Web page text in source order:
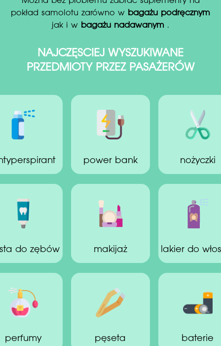
pokład samolotu zarówno w bagażu podręcznym
jak i w bagażu nadawanym .
NAJCZĘSCIEJ WYSZUKIWANE
PRZEDMIOTY PRZEZ PASAŻERÓW
power bank nożyczki
do zębów makijaż lakier do
perfumy pęseta baterie